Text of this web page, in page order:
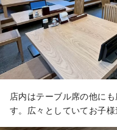
店内はテーブル席の他に
す。広々としていてお子様